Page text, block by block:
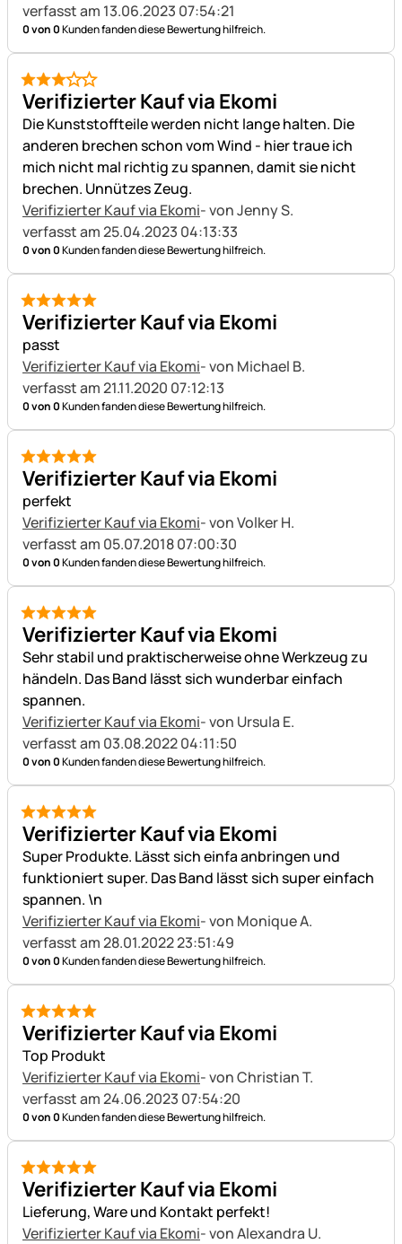
verfasst am 13.06.2023 07:54:21
0 von 0Kunden fanden diese Bewertung hilfreich.
3 von 5
Verifizierter Kauf via Ekomi
Die Kunststoffteile werden nicht lange halten. Die
anderen brechen schon vom Wind - hier traue ich
mich nicht mal richtig zu spannen, damit sie nicht
brechen. Unnützes Zeug.
Verifizierter Kauf via Ekomi- von Jenny S.
verfasst am 25.04.2023 04:13:33
0 von 0Kunden fanden diese Bewertung hilfreich.
5 von 5
Verifizierter Kauf via Ekomi
passt
Verifizierter Kauf via Ekomi- von Michael B.
verfasst am 21.11.2020 07:12:13
0 von 0Kunden fanden diese Bewertung hilfreich.
5 von 5
Verifizierter Kauf via Ekomi
perfekt
Verifizierter Kauf via Ekomi- von Volker H.
verfasst am 05.07.2018 07:00:30
0 von 0Kunden fanden diese Bewertung hilfreich.
5 von 5
Verifizierter Kauf via Ekomi
Sehr stabil und praktischerweise ohne Werkzeug zu
händeln. Das Band lässt sich wunderbar einfach
spannen.
Verifizierter Kauf via Ekomi- von Ursula E.
verfasst am 03.08.2022 04:11:50
0 von 0Kunden fanden diese Bewertung hilfreich.
5 von 5
Verifizierter Kauf via Ekomi
Super Produkte. Lässt sich einfa anbringen und
funktioniert super. Das Band lässt sich super einfach
spannen. \n
Verifizierter Kauf via Ekomi- von Monique A.
verfasst am 28.01.2022 23:51:49
0 von 0Kunden fanden diese Bewertung hilfreich.
5 von 5
Verifizierter Kauf via Ekomi
Top Produkt
Verifizierter Kauf via Ekomi- von Christian T.
verfasst am 24.06.2023 07:54:20
0 von 0Kunden fanden diese Bewertung hilfreich.
5 von 5
Verifizierter Kauf via Ekomi
Lieferung, Ware und Kontakt perfekt!
Verifizierter Kauf via Ekomi- von Alexandra U.